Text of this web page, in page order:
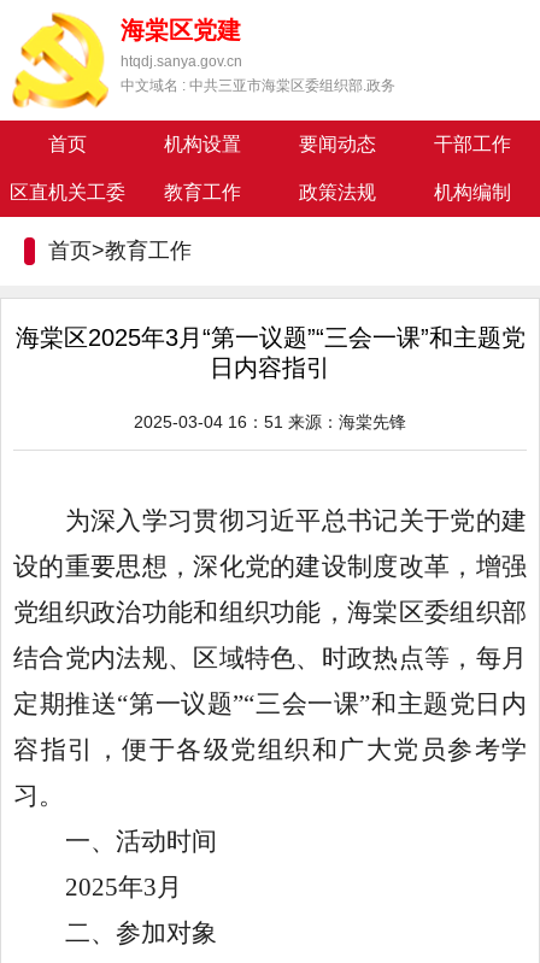
海棠区党建
htqdj.sanya.gov.cn
中文域名 : 中共三亚市海棠区委组织部.政务
首页 机构设置 要闻动态 干部工作
区直机关工委 教育工作 政策法规 机构编制
首页>教育工作
海棠区2025年3月“第一议题”“三会一课”和主题党
日内容指引
2025-03-04 16：51 来源： 海棠先锋
为深入学习贯彻习近平总书记关于党的建
设的重要思想，深化党的建设制度改革，增强
党组织政治功能和组织功能，海棠区委组织部
结合党内法规、区域特色、时政热点等，每月
定期推送“第一议题”“三会一课”和主题党日内
容指引，便于各级党组织和广大党员参考学
习。
一、活动时间
2025年3月
二、参加对象